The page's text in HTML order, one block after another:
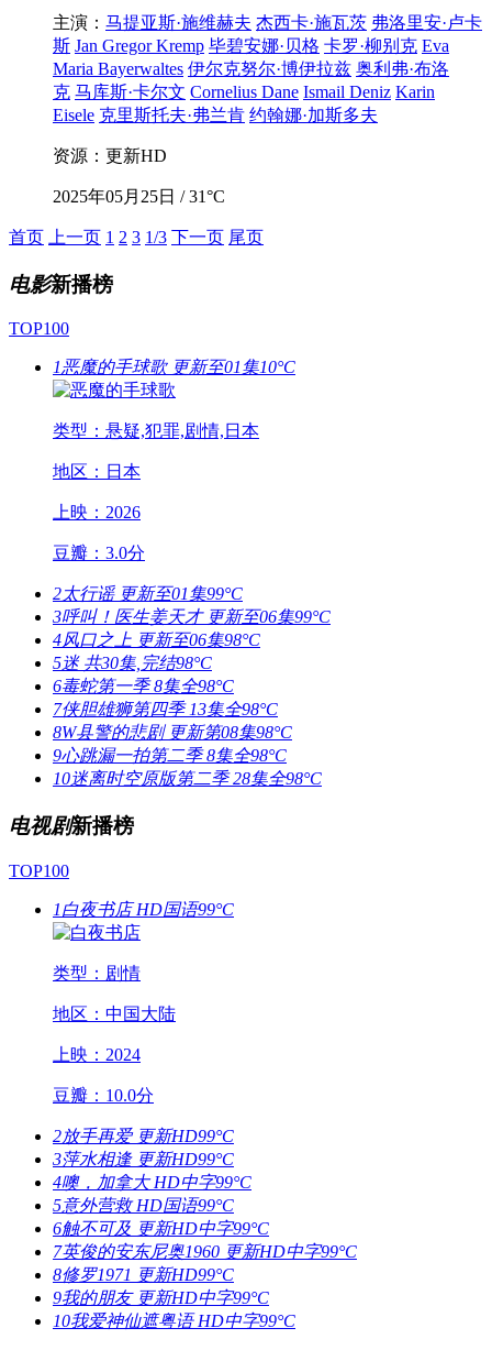
主演： 马提亚斯·施维赫夫 杰西卡·施瓦茨 弗洛里安·卢卡
斯 Jan Gregor Kremp 毕碧安娜·贝格 卡罗·柳别克 Eva
Maria Bayerwaltes 伊尔克努尔·博伊拉兹 奥利弗·布洛
克 马库斯·卡尔文 Cornelius Dane Ismail Deniz Karin
Eisele 克里斯托夫·弗兰肯 约翰娜·加斯多夫
资源：更新HD
2025年05月25日 / 31°C
首页 上一页 1 2 3 1/3 下一页 尾页
电影新播榜
TOP100
1恶魔的手球歌 更新至01集10°C
类型：悬疑,犯罪,剧情,日本
地区：日本
上映：2026
豆瓣：3.0分
2太行谣 更新至01集99°C
3呼叫！医生姜天才 更新至06集99°C
4风口之上 更新至06集98°C
5迷 共30集,完结98°C
6毒蛇第一季 8集全98°C
7侠胆雄狮第四季 13集全98°C
8W县警的悲剧 更新第08集98°C
9心跳漏一拍第二季 8集全98°C
10迷离时空原版第二季 28集全98°C
电视剧新播榜
TOP100
1白夜书店 HD国语99°C
类型：剧情
地区：中国大陆
上映：2024
豆瓣：10.0分
2放手再爱 更新HD99°C
3萍水相逢 更新HD99°C
4噢，加拿大 HD中字99°C
5意外营救 HD国语99°C
6触不可及 更新HD中字99°C
7英俊的安东尼奥1960 更新HD中字99°C
8修罗1971 更新HD99°C
9我的朋友 更新HD中字99°C
10我爱神仙遮粤语 HD中字99°C